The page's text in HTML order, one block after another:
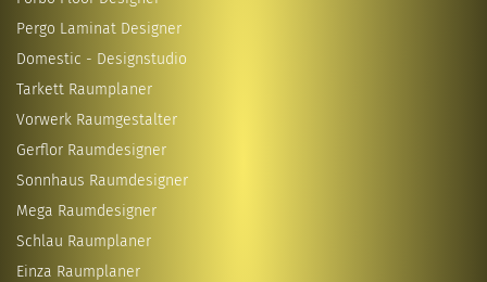
Pergo Laminat Designer
Domestic - Designstudio
Tarkett Raumplaner
Vorwerk Raumgestalter
Gerflor Raumdesigner
Sonnhaus Raumdesigner
Mega Raumdesigner
Schlau Raumplaner
Einza Raumplaner